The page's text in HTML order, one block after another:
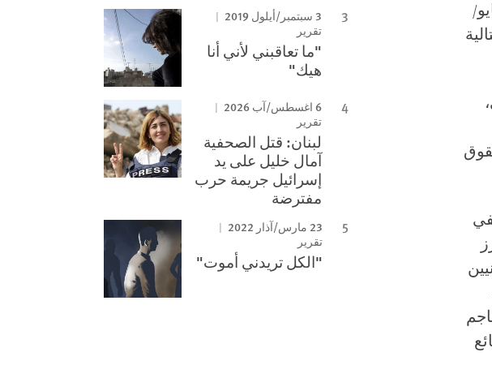
وتم إشعال النار فيها في 1 و3 مايو/
آخرين. وفي 12 فبراير/شباط 2008، هاجم
3 سبتمبر/أيلول 2019
تقرير
"ما تعاقبني لأني أنا
هيك"
6 اغسطس/آب 2026
تقرير
لبنان: قتل الصحفية
آمال خليل على يد
إسرائيل جريمة حرب
مفترضة
23 مارس/آذار 2022
تقرير
"الكل تريدني أموت"